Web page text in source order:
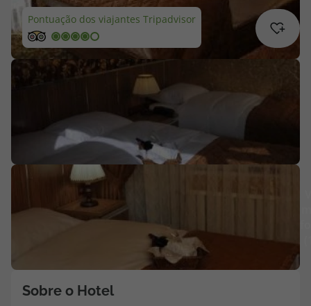
Rede de Lojas
Blog TopViagens
Área de Cliente
Agências
Apoio ao cliente em Portugal
218 925 471
Pontuação dos viajantes Tripadvisor
Sobre o Hotel